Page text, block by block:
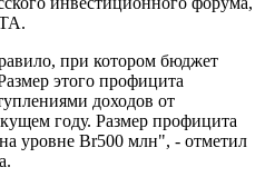
при котором бюджет
этого профицита
доходов от
году. Размер профицита
уровне Br500 млн", - отметил